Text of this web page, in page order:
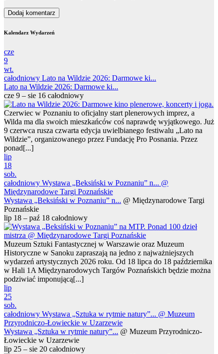
Kalendarz Wydarzeń
cze
9
wt.
całodniowy Lato na Wildzie 2026: Darmowe ki...
Lato na Wildzie 2026: Darmowe ki...
cze 9 – sie 16 całodniowy
Czerwiec w Poznaniu to oficjalny start plenerowych imprez, a
Wilda ma dla swoich mieszkańców coś naprawdę wyjątkowego. Już
9 czerwca rusza czwarta edycja uwielbianego festiwalu „Lato na
Wildzie”, organizowanego przez Fundację Pro Posnania. Przez
ponad[...]
lip
18
sob.
całodniowy Wystawa „Beksiński w Poznaniu” n... @
Międzynarodowe Targi Poznańskie
Wystawa „Beksiński w Poznaniu” n... @ Międzynarodowe Targi
Poznańskie
lip 18 – paź 18 całodniowy
Muzeum Sztuki Fantastycznej w Warszawie oraz Muzeum
Historyczne w Sanoku zapraszają na jedno z najważniejszych
wydarzeń artystycznych 2026 roku. Od 18 lipca do 18 października
w Hali 1A Międzynarodowych Targów Poznańskich będzie można
podziwiać imponującą[...]
lip
25
sob.
całodniowy Wystawa „Sztuka w rytmie natury”... @ Muzeum
Przyrodniczo-Łowieckie w Uzarzewie
Wystawa „Sztuka w rytmie natury”... @ Muzeum Przyrodniczo-
Łowieckie w Uzarzewie
lip 25 – sie 20 całodniowy